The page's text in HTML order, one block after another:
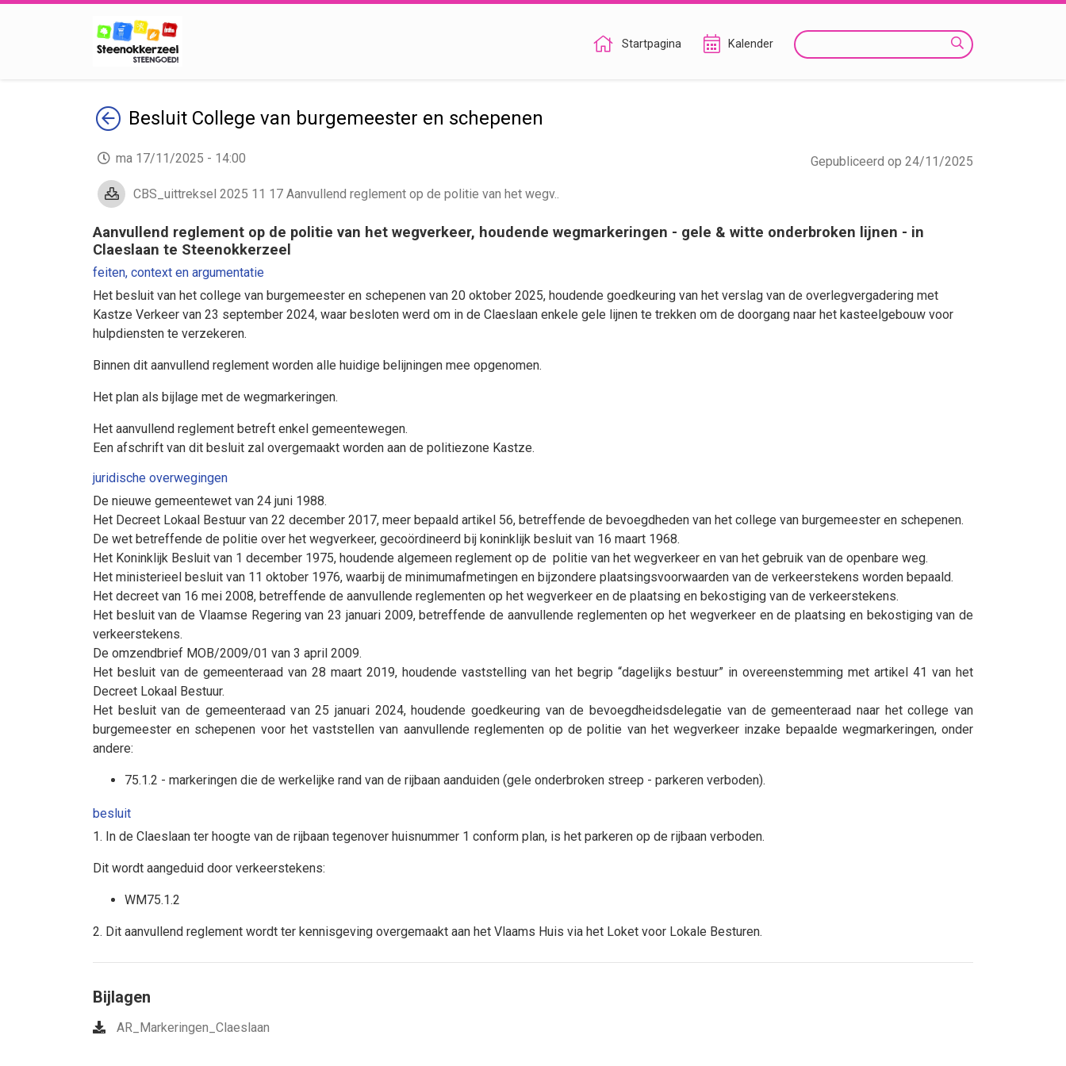
Startpagina Kalender Zoeken
TerugBesluit College van burgemeester en schepenen
Gepubliceerd op 24/11/2025
ma 17/11/2025 - 14:00
CBS_uittreksel 2025 11 17 Aanvullend reglement op de politie van het wegv..
Aanvullend reglement op de politie van het wegverkeer, houdende wegmarkeringen - gele & witte onderbroken lijnen - in
Claeslaan te Steenokkerzeel
feiten, context en argumentatie
Het besluit van het college van burgemeester en schepenen van 20 oktober 2025, houdende goedkeuring van het verslag van de overlegvergadering met
Kastze Verkeer van 23 september 2024, waar besloten werd om in de Claeslaan enkele gele lijnen te trekken om de doorgang naar het kasteelgebouw voor
hulpdiensten te verzekeren.
Binnen dit aanvullend reglement worden alle huidige belijningen mee opgenomen.
Het plan als bijlage met de wegmarkeringen.
Het aanvullend reglement betreft enkel gemeentewegen.
Een afschrift van dit besluit zal overgemaakt worden aan de politiezone Kastze.
juridische overwegingen
De nieuwe gemeentewet van 24 juni 1988.
Het Decreet Lokaal Bestuur van 22 december 2017, meer bepaald artikel 56, betreffende de bevoegdheden van het college van burgemeester en schepenen.
De wet betreffende de politie over het wegverkeer, gecoördineerd bij koninklijk besluit van 16 maart 1968.
Het Koninklijk Besluit van 1 december 1975, houdende algemeen reglement op de politie van het wegverkeer en van het gebruik van de openbare weg.
Het ministerieel besluit van 11 oktober 1976, waarbij de minimumafmetingen en bijzondere plaatsingsvoorwaarden van de verkeerstekens worden bepaald.
Het decreet van 16 mei 2008, betreffende de aanvullende reglementen op het wegverkeer en de plaatsing en bekostiging van de verkeerstekens.
Het besluit van de Vlaamse Regering van 23 januari 2009, betreffende de aanvullende reglementen op het wegverkeer en de plaatsing en bekostiging van de
verkeerstekens.
De omzendbrief MOB/2009/01 van 3 april 2009.
Het besluit van de gemeenteraad van 28 maart 2019, houdende vaststelling van het begrip “dagelijks bestuur” in overeenstemming met artikel 41 van het
Decreet Lokaal Bestuur.
Het besluit van de gemeenteraad van 25 januari 2024, houdende goedkeuring van de bevoegdheidsdelegatie van de gemeenteraad naar het college van
burgemeester en schepenen voor het vaststellen van aanvullende reglementen op de politie van het wegverkeer inzake bepaalde wegmarkeringen, onder
andere:
75.1.2 - markeringen die de werkelijke rand van de rijbaan aanduiden (gele onderbroken streep - parkeren verboden).
besluit
1. In de Claeslaan ter hoogte van de rijbaan tegenover huisnummer 1 conform plan, is het parkeren op de rijbaan verboden.
Dit wordt aangeduid door verkeerstekens:
WM75.1.2
2. Dit aanvullend reglement wordt ter kennisgeving overgemaakt aan het Vlaams Huis via het Loket voor Lokale Besturen.
Bijlagen
AR_Markeringen_Claeslaan